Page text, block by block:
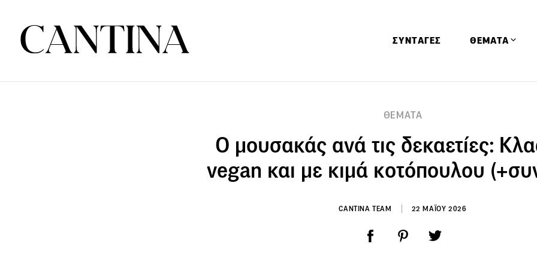
ΣΥΝΤΑΓΕΣ ΘΕΜΑΤΑ
Ειδήσεις
Έρευνες
ΘΕΜΑΤΑ
Ο μουσακάς ανά τις δεκαετίες:
vegan και με κιμά κοτόπουλου
CANTINA TEAM 22 ΜΑΪΟΥ 2026